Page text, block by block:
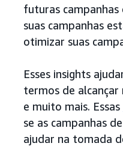
futuras
suas campanhas
otimizar suas
Esses insights
termos de alcançar
e muito mais. Essas
se as campanhas
ajudar na tomada